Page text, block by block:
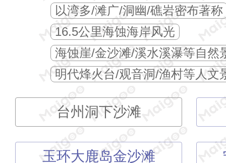
以湾多/滩广/洞幽/礁岩密布著称
16.5公里海蚀海岸风光
海蚀崖/金沙滩/溪水溪瀑等自然
明代烽火台/观音洞/渔村等人文
台州洞下沙滩
玉环大鹿岛金沙滩